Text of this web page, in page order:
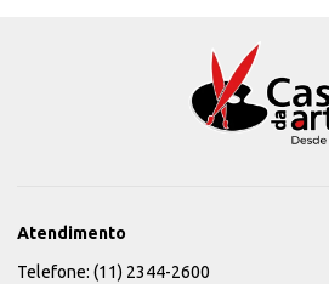
Atendimento
Telefone: (11) 2344-2600